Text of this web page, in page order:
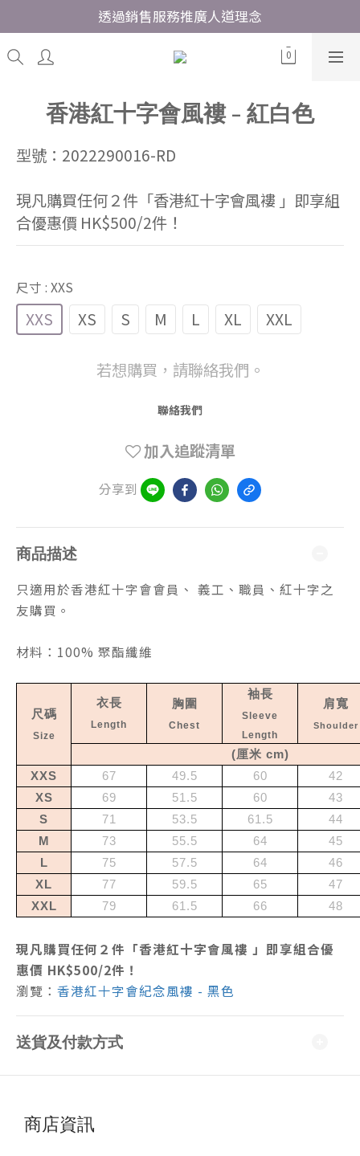
透過銷售服務推廣人道理念
香港紅十字會風褸 - 紅白色
型號：2022290016-RD
現凡購買任何２件「香港紅十字會風褸 」即享組
合優惠價 HK$500/2件！
尺寸 : XXS
XXS XS S M L XL XXL
若想購買，請聯絡我們。
聯絡我們
加入追蹤清單
分享到
商品描述
只適用於香港紅十字會會員、 義工、職員、紅十字之
友購買。
材料：100% 聚酯纖維
尺碼
Size
衣長
Length
胸圍
Chest
袖長
Sleeve
Length
肩寬
Shoulder
(厘米 cm)
XXS
67 49.5 60
42
XS
69 51.5 60
43
S
71 53.5 61.5
44
M
73 55.5 64
45
L
75 57.5 64
46
XL
77 59.5 65
47
XXL
79 61.5 66 48
現凡購買任何２ 件 「香港紅十字會風褸 」即享組合優
惠價 HK$500/2件！
瀏覽： 香港紅十字會紀念風褸 - 黑色
送貨及付款方式
商店資訊